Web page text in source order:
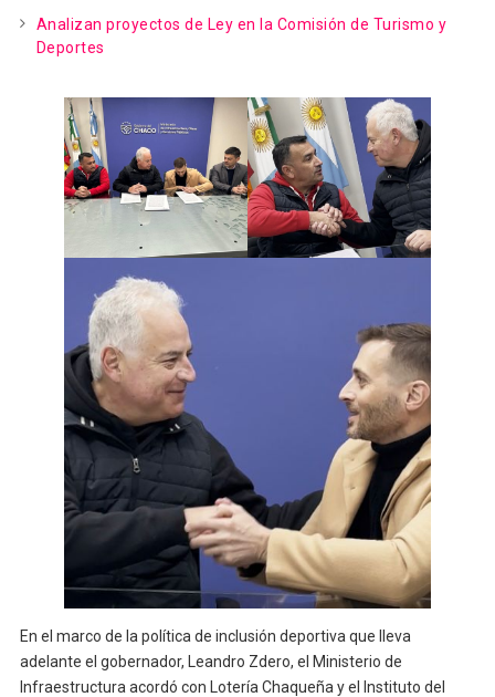
Analizan proyectos de Ley en la Comisión de Turismo y
Deportes
En el marco de la política de inclusión deportiva que lleva
adelante el gobernador, Leandro Zdero, el Ministerio de
Infraestructura acordó con Lotería Chaqueña y el Instituto del